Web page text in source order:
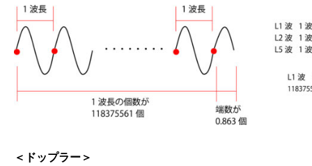
＜ドップラー＞